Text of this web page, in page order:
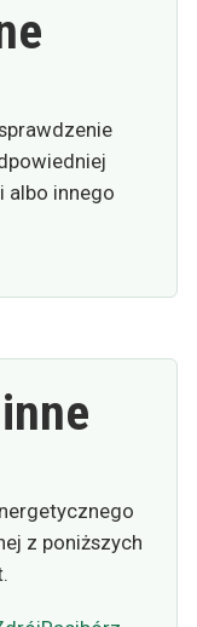
albo innego
z poniższych